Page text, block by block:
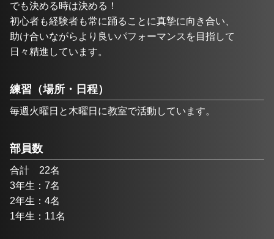
でも決める時は決める！
初心者も経験者も常に踊ることに真摯に向き合い、
助け合いながらより良いパフォーマンスを目指して
日々精進しています。
練習（場所・日程）
毎週火曜日と木曜日に教室で活動しています。
部員数
合計　22名
3年生：7名
2年生：4名
1年生：11名